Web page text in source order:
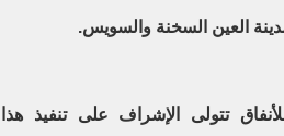
العين السخنة والسويس.
تتولى الإشراف على تنفيذ هذا